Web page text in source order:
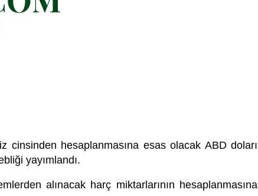
cinsinden hesaplanmasına esas olacak ABD doları
yayımlandı.
alınacak harç miktarlarının hesaplanmasına